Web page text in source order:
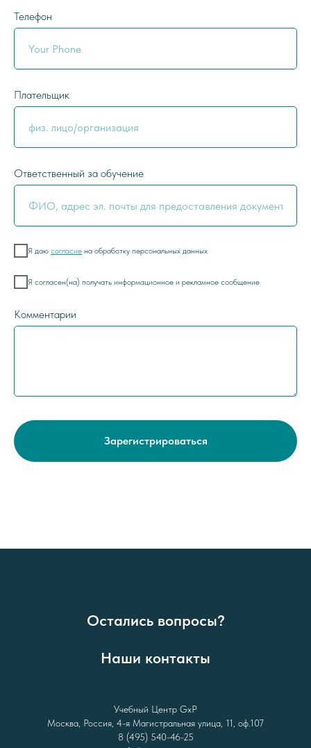
Телефон
Плательщик
Ответственный за обучение
Я даю согласие на обработку персональных данных
Я согласен(на) получать информационное и рекламное сообщение
Комментарии
Зарегистрироваться
Остались вопросы?
Наши контакты
Учебный Центр GxP
Москва, Россия, 4-я Магистральная улица, 11, оф.107
8 (495) 540-46-25